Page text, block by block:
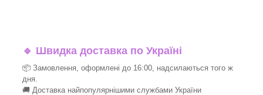
🔹 Швидка доставка по Україні
📦 Замовлення, оформлені до 16:00, надсилаються того ж
дня.
🚚 Доставка найпопулярнішими службами України